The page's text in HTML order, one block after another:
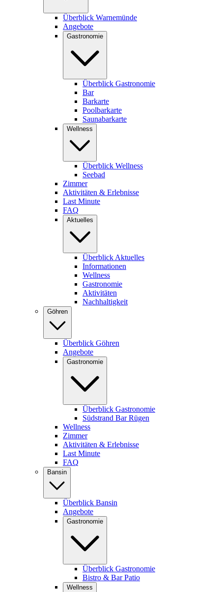
Überblick Warnemünde
Angebote
Gastronomie
Überblick Gastronomie
Bar
Barkarte
Poolbarkarte
Saunabarkarte
Wellness
Überblick Wellness
Seebad
Zimmer
Aktivitäten & Erlebnisse
Last Minute
FAQ
Aktuelles
Überblick Aktuelles
Informationen
Wellness
Gastronomie
Aktivitäten
Nachhaltigkeit
Göhren
Überblick Göhren
Angebote
Gastronomie
Überblick Gastronomie
Südstrand Bar Rügen
Wellness
Zimmer
Aktivitäten & Erlebnisse
Last Minute
FAQ
Bansin
Überblick Bansin
Angebote
Gastronomie
Überblick Gastronomie
Bistro & Bar Patio
Wellness